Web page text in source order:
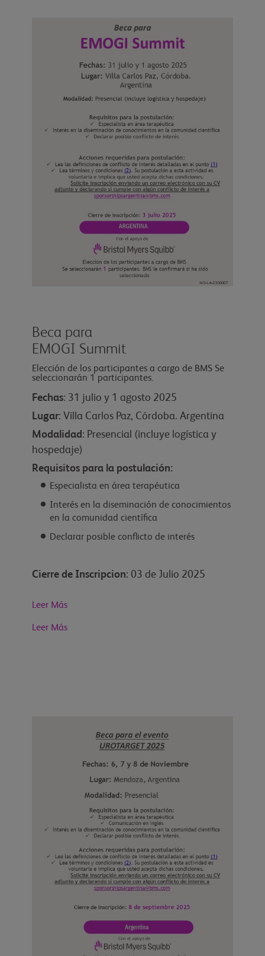
Beca para
EMOGI Summit
Elección de los participantes a cargo de BMS Se
seleccionarán 1 participantes.
Fechas: 31 julio y 1 agosto 2025
Lugar: Villa Carlos Paz, Córdoba. Argentina
Modalidad : Presencial (incluye logística y
hospedaje)
Requisitos para la postulación:
Especialista en área terapéutica
Interés en la diseminación de conocimientos
en la comunidad científica
Declarar posible conflicto de interés
Cierre de Inscripcion: 03 de Julio 2025
Leer Más
Leer Más